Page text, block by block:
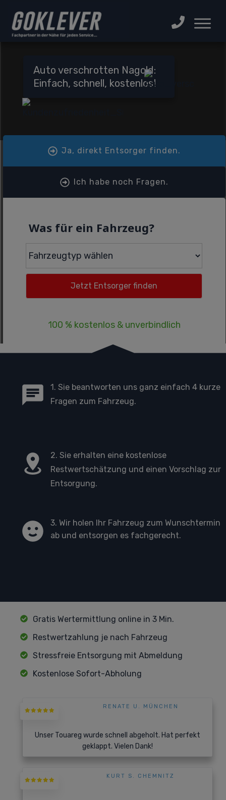
Auto verschrotten Nagold:
Einfach, schnell, kostenlos!
Ja, direkt Entsorger finden.
Ich habe noch Fragen.
Was für ein Fahrzeug?
100 % kostenlos & unverbindlich
1. Sie beantworten uns ganz einfach 4 kurze
Fragen zum Fahrzeug.
2. Sie erhalten eine kostenlose
Restwertschätzung und einen Vorschlag zur
Entsorgung.
3. Wir holen Ihr Fahrzeug zum Wunschtermin
ab und entsorgen es fachgerecht.
Gratis Wertermittlung online in 3 Min.
Restwertzahlung je nach Fahrzeug
Stressfreie Entsorgung mit Abmeldung
Kostenlose Sofort-Abholung
RENATE U. MÜNCHEN
Unser Touareg wurde schnell abgeholt. Hat perfekt
geklappt. Vielen Dank!
KURT S. CHEMNITZ